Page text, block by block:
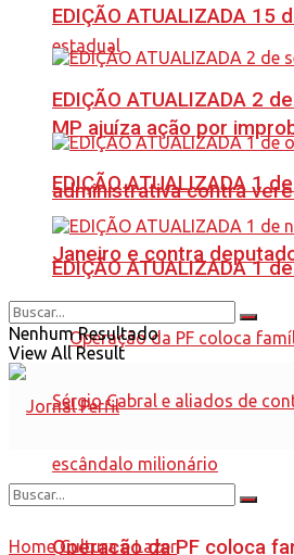
MP ajuíza ação por
administrativa contra
Janeiro e contra
Operação da PF coloca
EDIÇÃO ATUALIZADA 15
EDIÇÃO ATUALIZADA 2
EDIÇÃO ATUALIZADA 1
EDIÇÃO ATUALIZADA 1
Nenhum Resultado
View All Result
Home Cultura e Lazer